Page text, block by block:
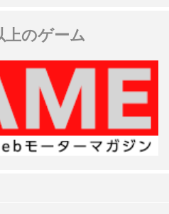
上のゲーム